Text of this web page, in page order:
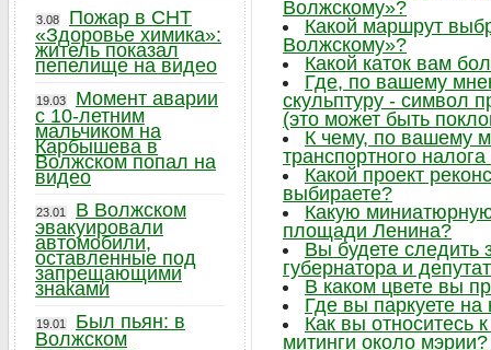
Волжскому»?
Какой маршрут
Волжскому»?
Какой каток вам
Где, по вашему
скульптуру - символ
(это может быть
К чему, по вашему
транспортного
Какой проект
выбираете?
Какую миниатюрную
площади Ленина?
Вы будете
губернатора и
В каком цвете вы
Где вы паркуете на
Как вы относитесь
митинги около мэрии?
3.08
Пожар в СНТ
«Здоровье химика»:
житель показал
пепелище на видео
19.03
Момент аварии
с 10-летним
мальчиком на
Карбышева в
Волжском попал на
видео
23.01
В Волжском
эвакуировали
автомобили,
оставленные под
запрещающими
знаками
19.01
Был пьян: в
Волжском